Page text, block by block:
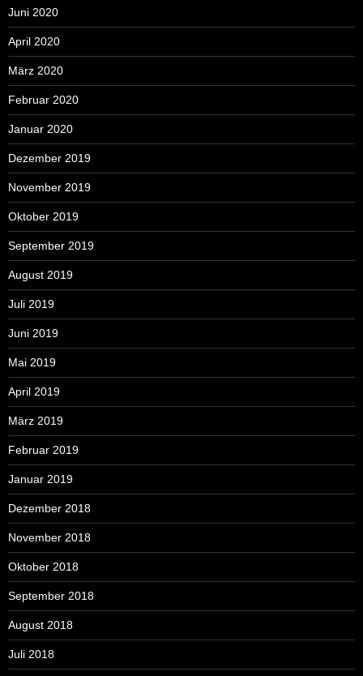
Juni 2020
April 2020
März 2020
Februar 2020
Januar 2020
Dezember 2019
November 2019
Oktober 2019
September 2019
August 2019
Juli 2019
Juni 2019
Mai 2019
April 2019
März 2019
Februar 2019
Januar 2019
Dezember 2018
November 2018
Oktober 2018
September 2018
August 2018
Juli 2018